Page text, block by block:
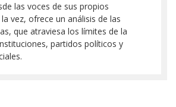
las voces de sus propios
vez, ofrece un análisis de las
que atraviesa los límites de la
partidos políticos y